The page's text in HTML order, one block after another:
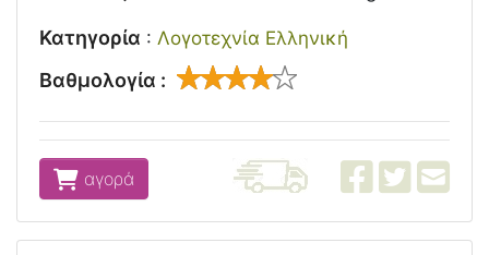
Κατηγορία : Λογοτεχνία Ελληνική
Βαθμολογία :
αγορά